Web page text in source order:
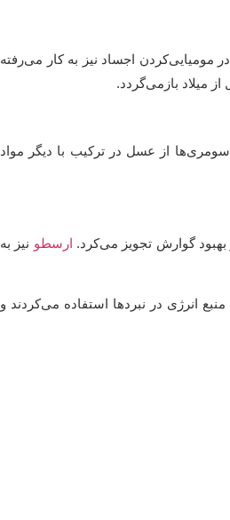
اجساد نیز به کار می‌رفته
و در متون پزشکی سومریان به خواص دارویی عسل اشاره شده است. حدود ۲۰۰۰ سال قبل از میلاد، سومری‌ها از عسل در ترکیب با دیگر مواد
گوارش تجویز می‌کرد. ارسطو نیز به
انرژی در نبردها استفاده می‌کردند و